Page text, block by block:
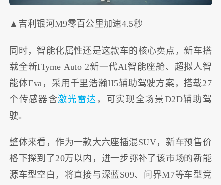
▲吉利银河M9零百公里加速4.5秒
同时，智能化属性还是这款车的核心卖点，新车搭
载全新Flyme Auto 2新一代AI智能座舱、超拟人智
能体Eva，采用千里浩瀚H5辅助驾驶方案，搭载27
个传感器含激光雷达 ，可实现全场景D2D辅助驾
驶。
整体来看，作为一款大六座插混SUV，新车预售价
格下探到了20万以内，进一步弥补了该市场的新能
源车型空白，将直接与深蓝S09、问界M7等车型竞